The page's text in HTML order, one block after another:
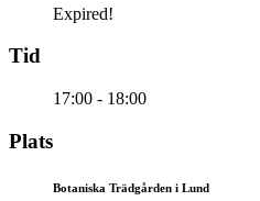
Expired!
Tid
17:00 - 18:00
Plats
Botaniska Trädgården i Lund